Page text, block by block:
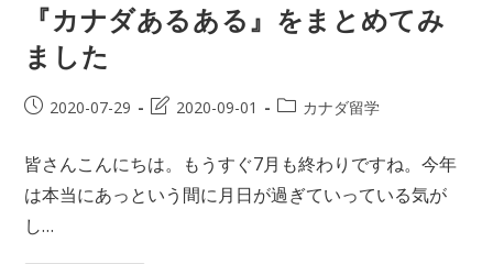
『カナダあるある』をまとめてみ
ました
投
公
開
日:
2020-07-29
投
の
最
終
2020-09-01
投
カ
テ
ゴ
カナダ留学
皆さんこんにちは。もうすぐ7月も終わりですね。今年
は本当にあっという間に月日が過ぎていっている気が
し…